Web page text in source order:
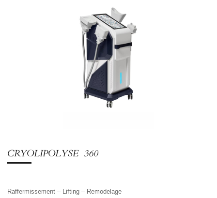
CRYOLIPOLYSE 360
Raffermissement – Lifting – Remodelage